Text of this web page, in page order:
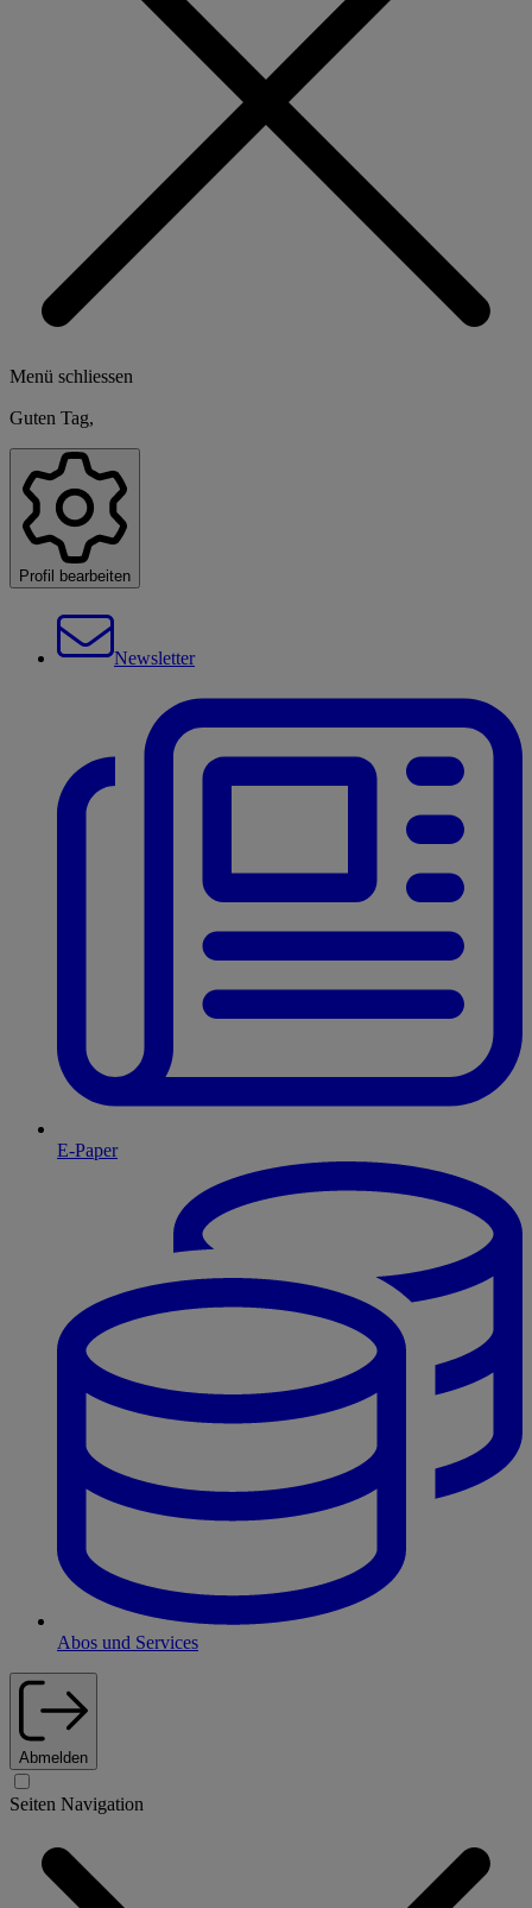
Menü schliessen
Guten Tag,
Profil bearbeiten
Newsletter
E-Paper
Abos und Services
Abmelden
Seiten Navigation